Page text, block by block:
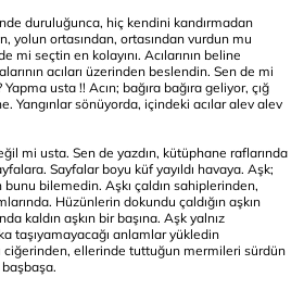
duruluğunca, hiç kendini kandırmadan
yolun ortasından, ortasından vurdun mu
mi seçtin en kolayını. Acılarının beline
acıları üzerinden beslendin. Sen de mi
usta !! Acın; bağıra bağıra geliyor, çığ
Yangınlar sönüyorda, içindeki acılar alev alev
mi usta. Sen de yazdın, kütüphane raflarında
Sayfalar boyu küf yayıldı havaya. Aşk;
bilemedin. Aşkı çaldın sahiplerinden,
Hüzünlerin dokundu çaldığın aşkın
kaldın aşkın bir başına. Aşk yalnız
taşıyamayacağı anlamlar yükledin
ciğerinden, ellerinde tuttuğun mermileri sürdün